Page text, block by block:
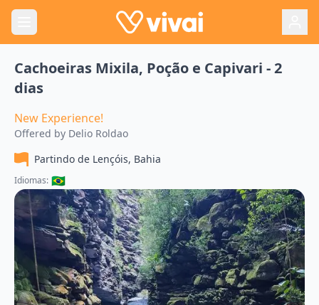
Cachoeiras Mixila, Poção e Capivari - 2
dias
New Experience!
Offered by Delio Roldao
Partindo de Lençóis, Bahia
Idiomas: 🇧🇷